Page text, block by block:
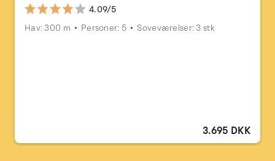
4.09/5
Hav: 300 m
Personer: 5 Soveværelser: 3 stk
3.695 DKK